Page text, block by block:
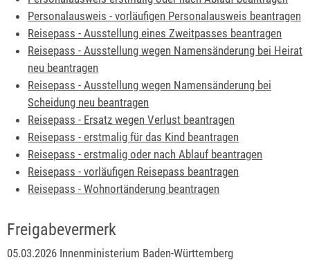
Personalausweis - vorläufigen Personalausweis beantragen
Reisepass - Ausstellung eines Zweitpasses beantragen
Reisepass - Ausstellung wegen Namensänderung bei Heirat
neu beantragen
Reisepass - Ausstellung wegen Namensänderung bei
Scheidung neu beantragen
Reisepass - Ersatz wegen Verlust beantragen
Reisepass - erstmalig für das Kind beantragen
Reisepass - erstmalig oder nach Ablauf beantragen
Reisepass - vorläufigen Reisepass beantragen
Reisepass - Wohnortänderung beantragen
Freigabevermerk
05.03.2026 Innenministerium Baden-Württemberg